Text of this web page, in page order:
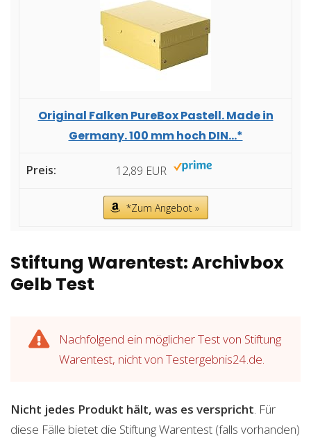
Original Falken PureBox Pastell. Made in
Germany. 100 mm hoch DIN...*
12,89 EUR
*Zum Angebot »
Stiftung Warentest: Archivbox
Gelb Test
Nachfolgend ein möglicher Test von Stiftung
Warentest, nicht von Testergebnis24.de.
Nicht jedes Produkt hält, was es verspricht. Für
diese Fälle bietet die Stiftung Warentest (falls vorhanden)